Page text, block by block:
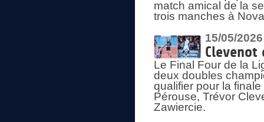
match amical de la
trois manches à
15/05/2026
Le Final Four de la
deux doubles
qualifier pour la
Pérouse, Trévor
Zawiercie.